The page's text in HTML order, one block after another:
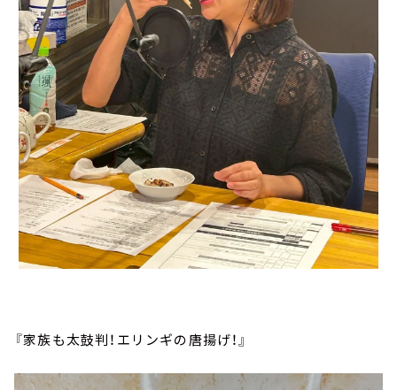
『家族も太鼓判！エリンギの唐揚げ！』